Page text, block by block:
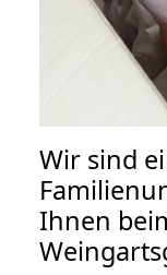
Wir sind
Ihnen